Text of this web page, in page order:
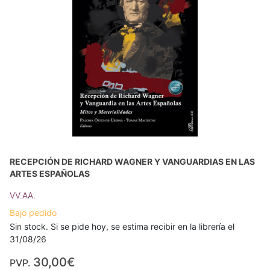
RECEPCIÓN DE RICHARD WAGNER Y VANGUARDIAS EN LAS
ARTES ESPAÑOLAS
VV.AA.
Bajo pedido
Sin stock. Si se pide hoy, se estima recibir en la librería el
31/08/26
PVP. 30,00€